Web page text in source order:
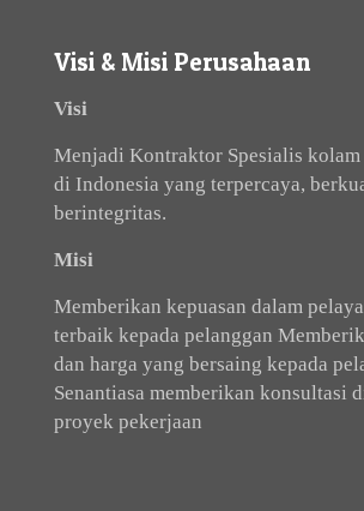
Visi & Misi Perusahaan
Visi
Menjadi Kontraktor Spesialis kolam
di Indonesia yang terpercaya,
berintegritas.
Misi
Memberikan kepuasan dalam
terbaik kepada pelanggan
dan harga yang bersaing kepada
Senantiasa memberikan konsultasi
proyek pekerjaan